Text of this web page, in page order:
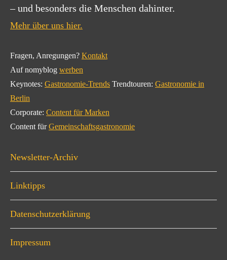
– und besonders die Menschen dahinter.
Mehr über uns hier.
Fragen, Anregungen? Kontakt
Auf nomyblog werben
Keynotes: Gastronomie-Trends Trendtouren: Gastronomie in
Berlin
Corporate: Content für Marken
Content fürGemeinschaftsgastronomie
Newsletter-Archiv
Linktipps
Datenschutzerklärung
Impressum